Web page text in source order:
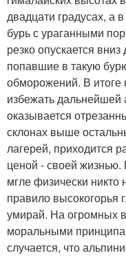
двадцати градусах, а
бурь с ураганными
резко опускается
попавшие в такую
обморожений. В итоге
избежать дальнейшей
оказывается
склонах выше
лагерей, приходится
ценой - своей
мгле физически
правило высокогорья
умирай. На огромных
моральными
случается, что